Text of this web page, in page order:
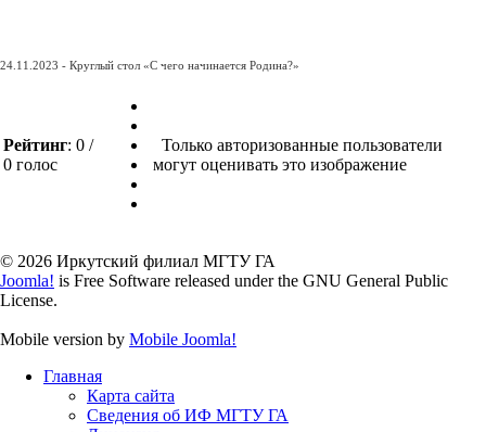
24.11.2023 - Круглый стол «С чего начинается Родина?»
Рейтинг: 0 /
0 голос
Только авторизованные пользователи
могут оценивать это изображение
© 2026 Иркутский филиал МГТУ ГА
Joomla! is Free Software released under the GNU General Public
License.
Mobile version by Mobile Joomla!
Главная
Карта сайта
Сведения об ИФ МГТУ ГА